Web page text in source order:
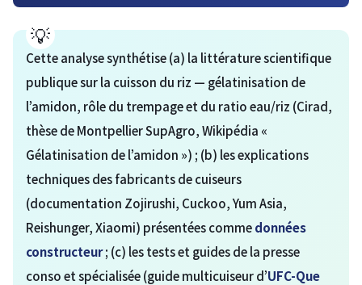
Cette analyse synthétise (a) la littérature scientifique
publique sur la cuisson du riz — gélatinisation de
l’amidon, rôle du trempage et du ratio eau/riz (Cirad,
thèse de Montpellier SupAgro, Wikipédia «
Gélatinisation de l’amidon ») ; (b) les explications
techniques des fabricants de cuiseurs
(documentation Zojirushi, Cuckoo, Yum Asia,
Reishunger, Xiaomi) présentées commedonnées
constructeur; (c) les tests et guides de la presse
conso et spécialisée (guide multicuiseur d’UFC-Que